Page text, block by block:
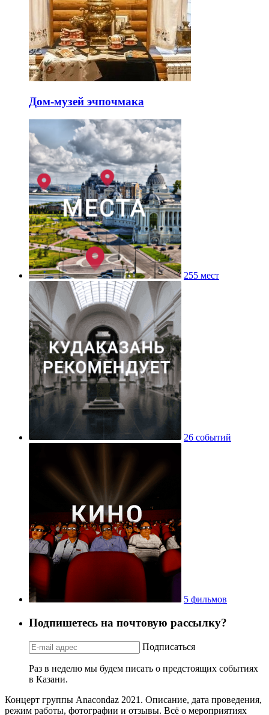
Дом-музей эчпочмака
255 мест
26 событий
5 фильмов
Подпишетесь на почтовую рассылку?
Подписаться
Раз в неделю мы будем писать о предстоящих событиях
в Казани.
Концерт группы Anacondaz 2021. Описание, дата проведения,
режим работы, фотографии и отзывы. Всё о мероприятиях